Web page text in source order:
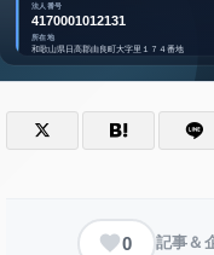
0 記事＆